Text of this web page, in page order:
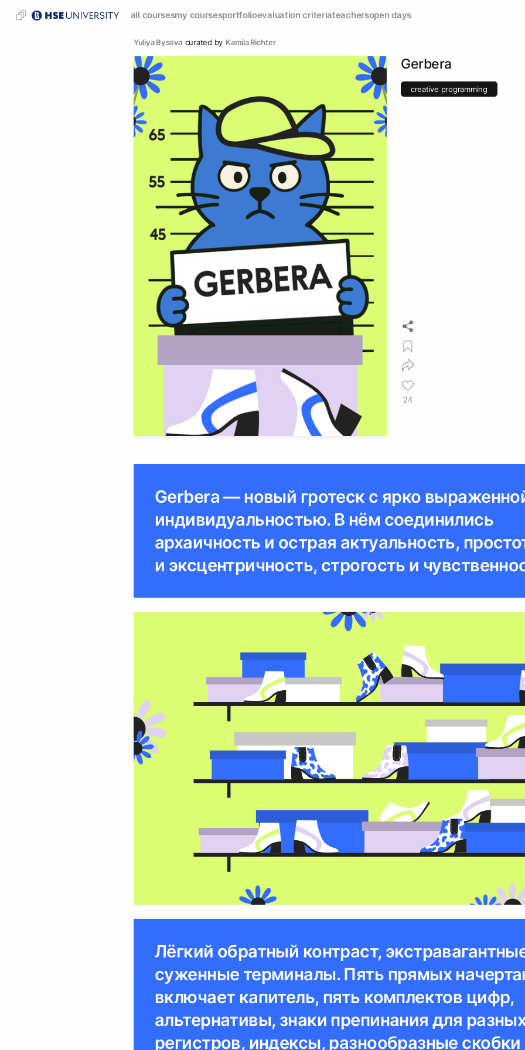
all coursesmy coursesportfolioevaluation criteriateachersopen days
Yuliya Bysova curated by Kamila Richter
Gerbera
creative programming
24
Gerbera — новый гротеск с ярко
индивидуальностью. В нём соединились
архаичность и острая актуальность,
и эксцентричность, строгость и
Лёгкий обратный контраст,
суженные терминалы. Пять прямых
включает капитель, пять комплектов цифр,
альтернативы, знаки препинания для
регистров, индексы, разнообразные скобки